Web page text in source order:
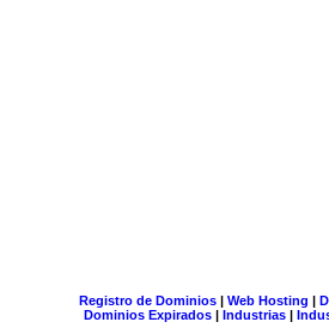
Registro de Dominios| Web Hosting |
Dominios Expirados | Industrias |